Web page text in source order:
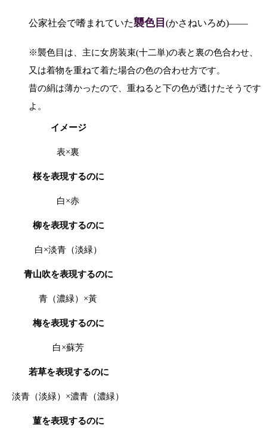
公家社会で嗜まれていた襲色目 (かさねいろめ)――
※襲色目は、主に女房装束(十二単)の表と裏の色合わせ、
又は着物を重ねて着た場合の色の合わせ方です。
昔の絹は薄かったので、重ねると下の色が透けたそうです
よ。
イメージ
表×裏
桜を表現するのに
白×赤
柳を表現するのに
白×淡青（淡緑）
青山吹を表現するのに
青（濃緑）×黃
梅を表現するのに
白×蘇芳
若草を表現するのに
淡青（淡緑）×濃青（濃緑）
菫を表現するのに